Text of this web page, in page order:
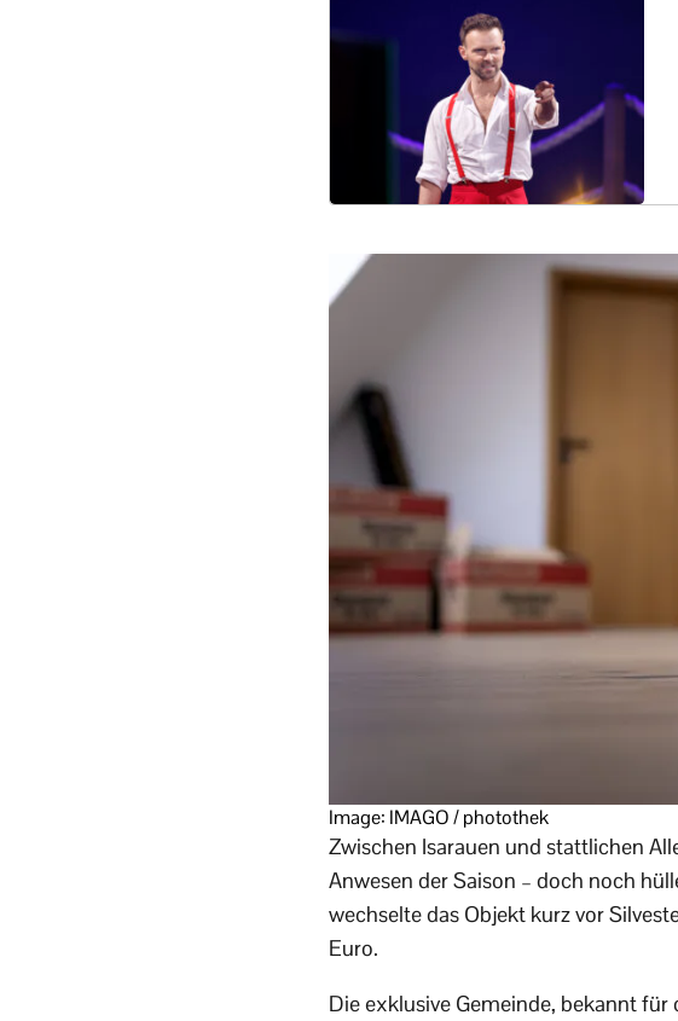
Image: IMAGO / photothek
Zwischen Isarauen und stattlichen
Anwesen der Saison – doch noch
wechselte das Objekt kurz vor
Euro.
Die exklusive Gemeinde, bekannt